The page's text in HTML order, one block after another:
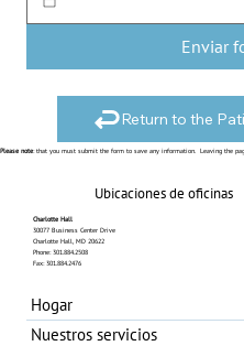
Return to the
Please note: that you must submit the form to save any information. Leaving the
Enviar
Ubicaciones de oficinas
Charlotte Hall
30077 Business Center Drive
Charlotte Hall, MD 20622
Phone: 301.884.2508
Fax: 301.884.2476
Hogar
Nuestros servicios